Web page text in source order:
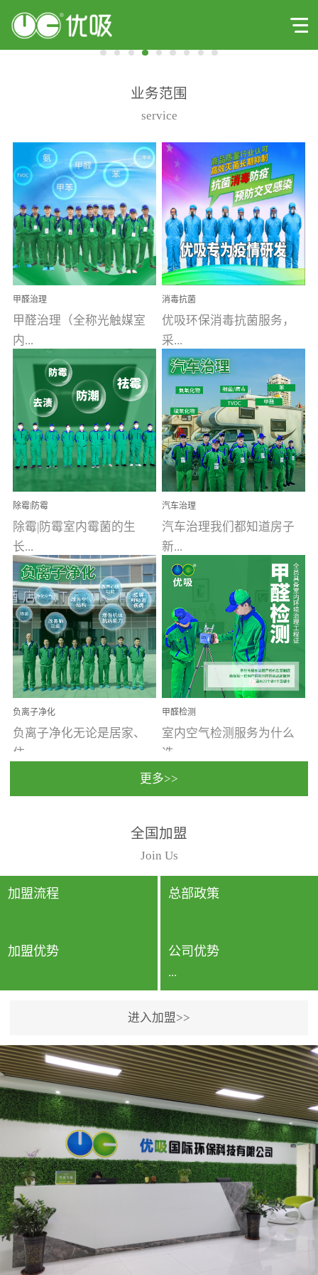
业务范围
service
甲醛治理
甲醛治理（全称光触媒室
内...
空气污染净化治理）工业
文明的进步，创造了多姿
多彩的家居产品和生活情
调，但也带来了以甲醛为
首的室内...
消毒抗菌
优吸环保消毒抗菌服务，
采...
用行业公认奥维牌消毒
液，具备杀死人体冠状病
毒的功效，杀菌率
99.99%。相对于传统消毒
液来说，无...
除霉|防霉
除霉|防霉室内霉菌的生
长...
受温度、湿度、基质养
分、通风四个条件影响，
温暖潮湿、营养物质多、
通风缓慢的空间最易滋生
大量霉菌的...
汽车治理
汽车治理我们都知道房子
新...
装修完会有甲醛，其实汽
车的甲醛超标问题更为严
重。汽车的空间范围小，
配件、皮具、装饰多，这
些都是汽...
负离子净化
负离子净化无论是居家、
住...
动，人类长时间停留的室
内空间都有整体消毒的需
要。因为空间内人流携带
的、空气...
甲醛检测
室内空气检测服务为什么
选...
行国家规定的标准检测方
法，空气采样量准确，检
测结果可靠，远胜于其他
检测...
更多>>
全国加盟
Join Us
加盟流程 总部政策
加盟优势 公司优势
...
专利保护优势、双甲资质
企业（“室内环境净化治理
甲级施工资质”“室内环境
污染治理资质等级证
书”）、拥有多名高级《环
境工程高级工程师》室内
空气治理资格认证的治理
人员、掌握室内空气净化
治理实用技术和五项专利
技术、八项计算机软件著
作权登记证书等。研发实
进入加盟>>